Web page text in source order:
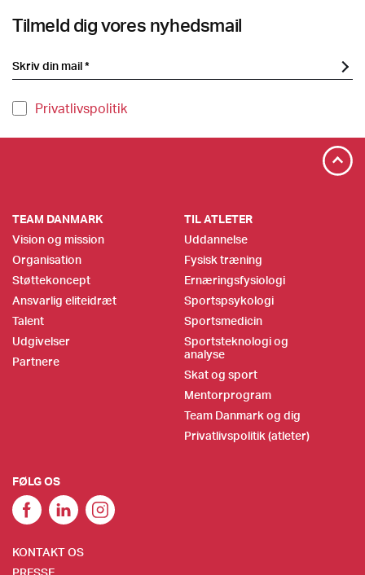
Tilmeld dig vores nyhedsmail
Privatlivspolitik
TEAM DANMARK
Vision og mission
Organisation
Støttekoncept
Ansvarlig eliteidræt
Talent
Udgivelser
Partnere
TIL ATLETER
Uddannelse
Fysisk træning
Ernæringsfysiologi
Sportspsykologi
Sportsmedicin
Sportsteknologi og
analyse
Skat og sport
Mentorprogram
Team Danmark og dig
Privatlivspolitik (atleter)
FØLG OS
KONTAKT OS